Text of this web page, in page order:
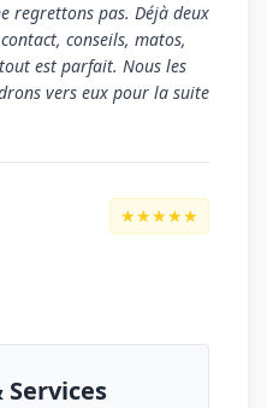
regrettons pas. Déjà deux
conseils, matos,
est parfait. Nous les
vers eux pour la suite
★★★★★
Services